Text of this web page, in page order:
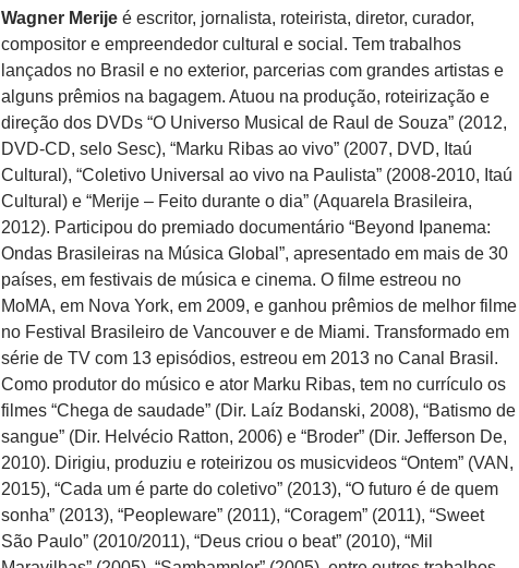
Wagner Merije é escritor, jornalista, roteirista, diretor, curador,
compositor e empreendedor cultural e social. Tem trabalhos
lançados no Brasil e no exterior, parcerias com grandes artistas e
alguns prêmios na bagagem. Atuou na produção, roteirização e
direção dos DVDs “O Universo Musical de Raul de Souza” (2012,
DVD-CD, selo Sesc), “Marku Ribas ao vivo” (2007, DVD, Itaú
Cultural), “Coletivo Universal ao vivo na Paulista” (2008-2010, Itaú
Cultural) e “Merije – Feito durante o dia” (Aquarela Brasileira,
2012). Participou do premiado documentário “Beyond Ipanema:
Ondas Brasileiras na Música Global”, apresentado em mais de 30
países, em festivais de música e cinema. O filme estreou no
MoMA, em Nova York, em 2009, e ganhou prêmios de melhor filme
no Festival Brasileiro de Vancouver e de Miami. Transformado em
série de TV com 13 episódios, estreou em 2013 no Canal Brasil.
Como produtor do músico e ator Marku Ribas, tem no currículo os
filmes “Chega de saudade” (Dir. Laíz Bodanski, 2008), “Batismo de
sangue” (Dir. Helvécio Ratton, 2006) e “Broder” (Dir. Jefferson De,
2010). Dirigiu, produziu e roteirizou os musicvideos “Ontem” (VAN,
2015), “Cada um é parte do coletivo” (2013), “O futuro é de quem
sonha” (2013), “Peopleware” (2011), “Coragem” (2011), “Sweet
São Paulo” (2010/2011), “Deus criou o beat” (2010), “Mil